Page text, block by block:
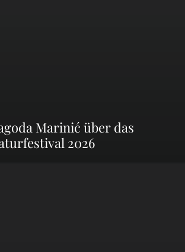
Marinić über das
2026